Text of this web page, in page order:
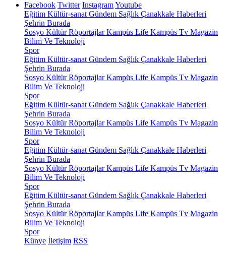
Facebook Twitter InstagramYoutube
Eğitim Kültür-sanat Gündem Sağlık Çanakkale Haberleri
Şehrin Burada
Sosyo KültürRöportajlarKampüs Life Kampüs Tv Magazin
Bilim Ve Teknoloji
Spor
Eğitim Kültür-sanat Gündem Sağlık Çanakkale Haberleri
Şehrin Burada
Sosyo KültürRöportajlarKampüs Life Kampüs Tv Magazin
Bilim Ve Teknoloji
Spor
Eğitim Kültür-sanat Gündem Sağlık Çanakkale Haberleri
Şehrin Burada
Sosyo KültürRöportajlarKampüs Life Kampüs Tv Magazin
Bilim Ve Teknoloji
Spor
Eğitim Kültür-sanat Gündem Sağlık Çanakkale Haberleri
Şehrin Burada
Sosyo KültürRöportajlarKampüs Life Kampüs Tv Magazin
Bilim Ve Teknoloji
Spor
Eğitim Kültür-sanat Gündem Sağlık Çanakkale Haberleri
Şehrin Burada
Sosyo KültürRöportajlarKampüs Life Kampüs Tv Magazin
Bilim Ve Teknoloji
Spor
Künye İletişim RSS